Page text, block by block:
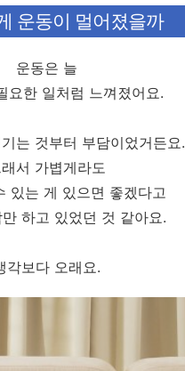
운동이 멀어졌을까
운동은 늘
요한 일처럼 느껴졌어요.
는 것부터 부담이었거든요.
래서 가볍게라도
있는 게 있으면 좋겠다고
하고 있었던 것 같아요.
각보다 오래요.